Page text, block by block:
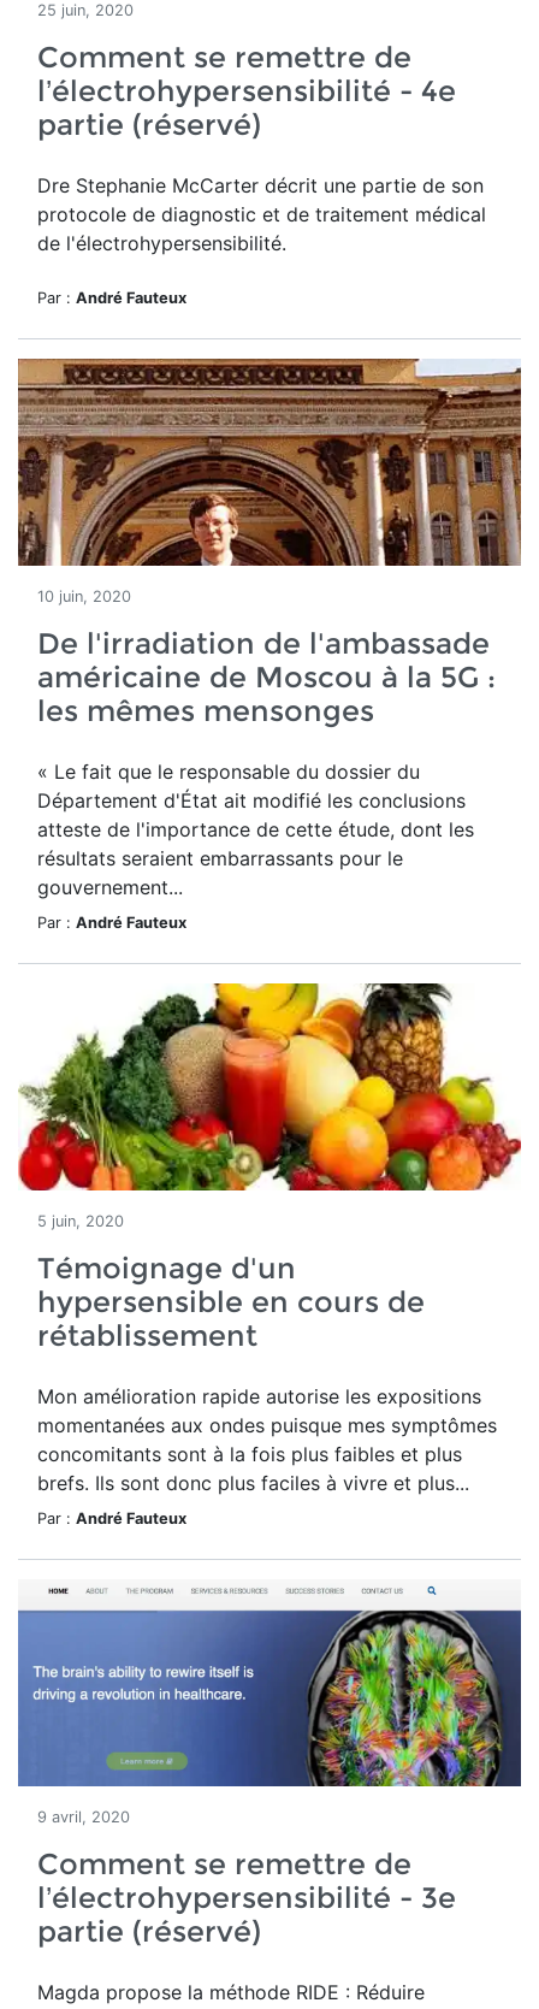
25 juin, 2020
Comment se remettre de
l’électrohypersensibilité - 4e
partie (réservé)
Dre Stephanie McCarter décrit une partie de son
protocole de diagnostic et de traitement médical
de l'électrohypersensibilité.
Par : André Fauteux
10 juin, 2020
De l'irradiation de l'ambassade
américaine de Moscou à la 5G :
les mêmes mensonges
« Le fait que le responsable du dossier du
Département d'État ait modifié les conclusions
atteste de l'importance de cette étude, dont les
résultats seraient embarrassants pour le
gouvernement...
Par : André Fauteux
5 juin, 2020
Témoignage d'un
hypersensible en cours de
rétablissement
Mon amélioration rapide autorise les expositions
momentanées aux ondes puisque mes symptômes
concomitants sont à la fois plus faibles et plus
brefs. Ils sont donc plus faciles à vivre et plus...
Par : André Fauteux
9 avril, 2020
Comment se remettre de
l’électrohypersensibilité - 3e
partie (réservé)
Magda propose la méthode RIDE : Réduire